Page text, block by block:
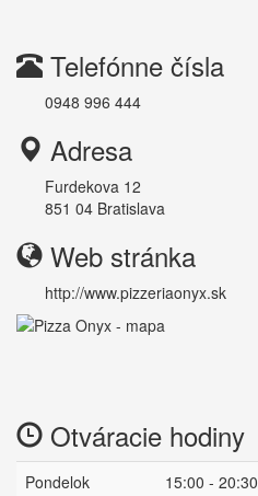
Telefónne čísla
0948 996 444
Adresa
Furdekova 12
851 04 Bratislava
Web stránka
http://www.pizzeriaonyx.sk
Otváracie hodiny
Pondelok 15:00 - 20:30